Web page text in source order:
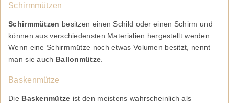
Schirmmützen
Schirmmützen besitzen einen Schild oder einen Schirm und
können aus verschiedensten Materialien hergestellt werden.
Wenn eine Schirmmütze noch etwas Volumen besitzt, nennt
man sie auch Ballonmütze
Baskenmütze
Die Baskenmütze ist den meistens wahrscheinlich als